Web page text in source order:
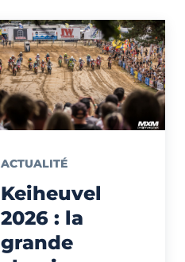
ACTUALITÉ
Keiheuvel
2026 : la
grande